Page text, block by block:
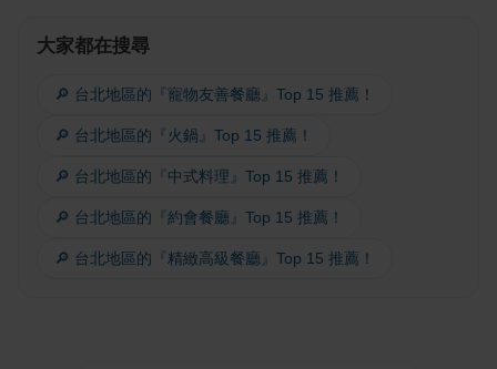
大家都在搜尋
🔎 台北地區的『寵物友善餐廳』Top 15 推薦！
🔎 台北地區的『火鍋』Top 15 推薦！
🔎 台北地區的『中式料理』Top 15 推薦！
🔎 台北地區的『約會餐廳』Top 15 推薦！
🔎 台北地區的『精緻高級餐廳』Top 15 推薦！